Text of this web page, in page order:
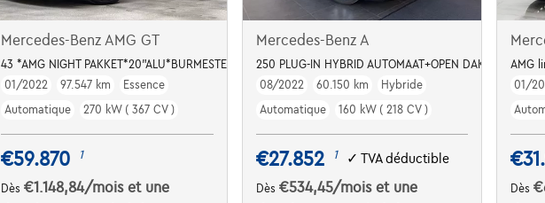
Mercedes-Benz AMG GT
43 *AMG NIGHT PAKKET*20"ALU*BURMESTER*RIDE CONTROL
01/2022
97.547 km
Essence
Automatique
270 kW ( 367 CV )
€59.870 1
Dès€1.148,84/moiset une
Mercedes-Benz A
250 PLUG-IN HYBRID AUTOMAAT+OPEN DAK-
08/2022
60.150 km
Hybride
Automatique
160 kW ( 218 CV )
€27.852 1 ✓ TVA déductible
Dès €534,45/mois et une
AMG
01/
Dès